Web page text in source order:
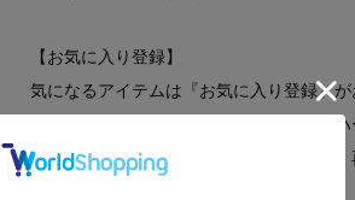
【お気に入り登録】
気になるアイテムは『お気に入り登録』
オンラインサイトの各アイテムにある「
お気に入りアイテムが、在庫残りわずか